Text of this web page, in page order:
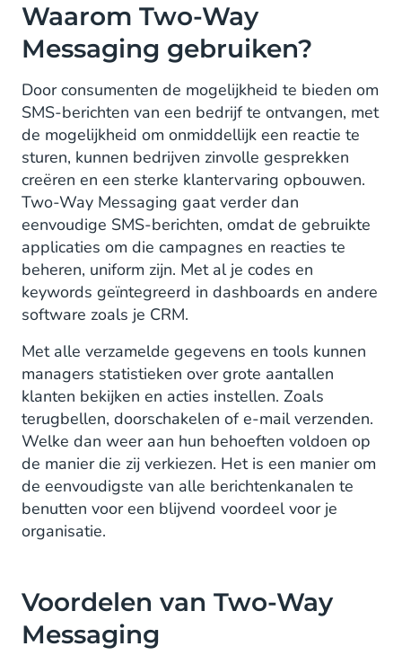
Waarom Two-Way
Messaging gebruiken?
Door consumenten de mogelijkheid te bieden om
SMS-berichten van een bedrijf te ontvangen, met
de mogelijkheid om onmiddellijk een reactie te
sturen, kunnen bedrijven zinvolle gesprekken
creëren en een sterke klantervaring opbouwen.
Two-Way Messaging gaat verder dan
eenvoudige SMS-berichten, omdat de gebruikte
applicaties om die campagnes en reacties te
beheren, uniform zijn. Met al je codes en
keywords geïntegreerd in dashboards en andere
software zoals je CRM.
Met alle verzamelde gegevens en tools kunnen
managers statistieken over grote aantallen
klanten bekijken en acties instellen. Zoals
terugbellen, doorschakelen of e-mail verzenden.
Welke dan weer aan hun behoeften voldoen op
de manier die zij verkiezen. Het is een manier om
de eenvoudigste van alle berichtenkanalen te
benutten voor een blijvend voordeel voor je
organisatie.
Voordelen van Two-Way
Messaging